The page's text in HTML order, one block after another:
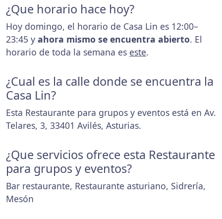
¿Que horario hace hoy?
Hoy domingo, el horario de Casa Lin es 12:00–
23:45 y ahora mismo se encuentra abierto. El
horario de toda la semana es este.
¿Cual es la calle donde se encuentra la
Casa Lin?
Esta Restaurante para grupos y eventos está en Av.
Telares, 3, 33401 Avilés, Asturias.
¿Que servicios ofrece esta Restaurante
para grupos y eventos?
Bar restaurante, Restaurante asturiano, Sidrería,
Mesón